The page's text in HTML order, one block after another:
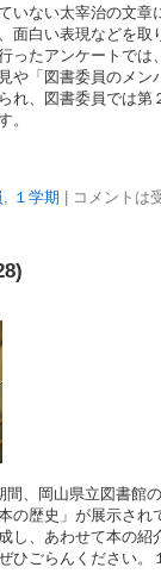
いない太宰治の文章
面白い表現などを取
ったアンケートでは
や「図書委員のメン
れ、図書委員では第
。
, １学期 コメントは
、岡山県立図書館
の歴史」が展示され
し、あわせて本の紹
ひごらんください。